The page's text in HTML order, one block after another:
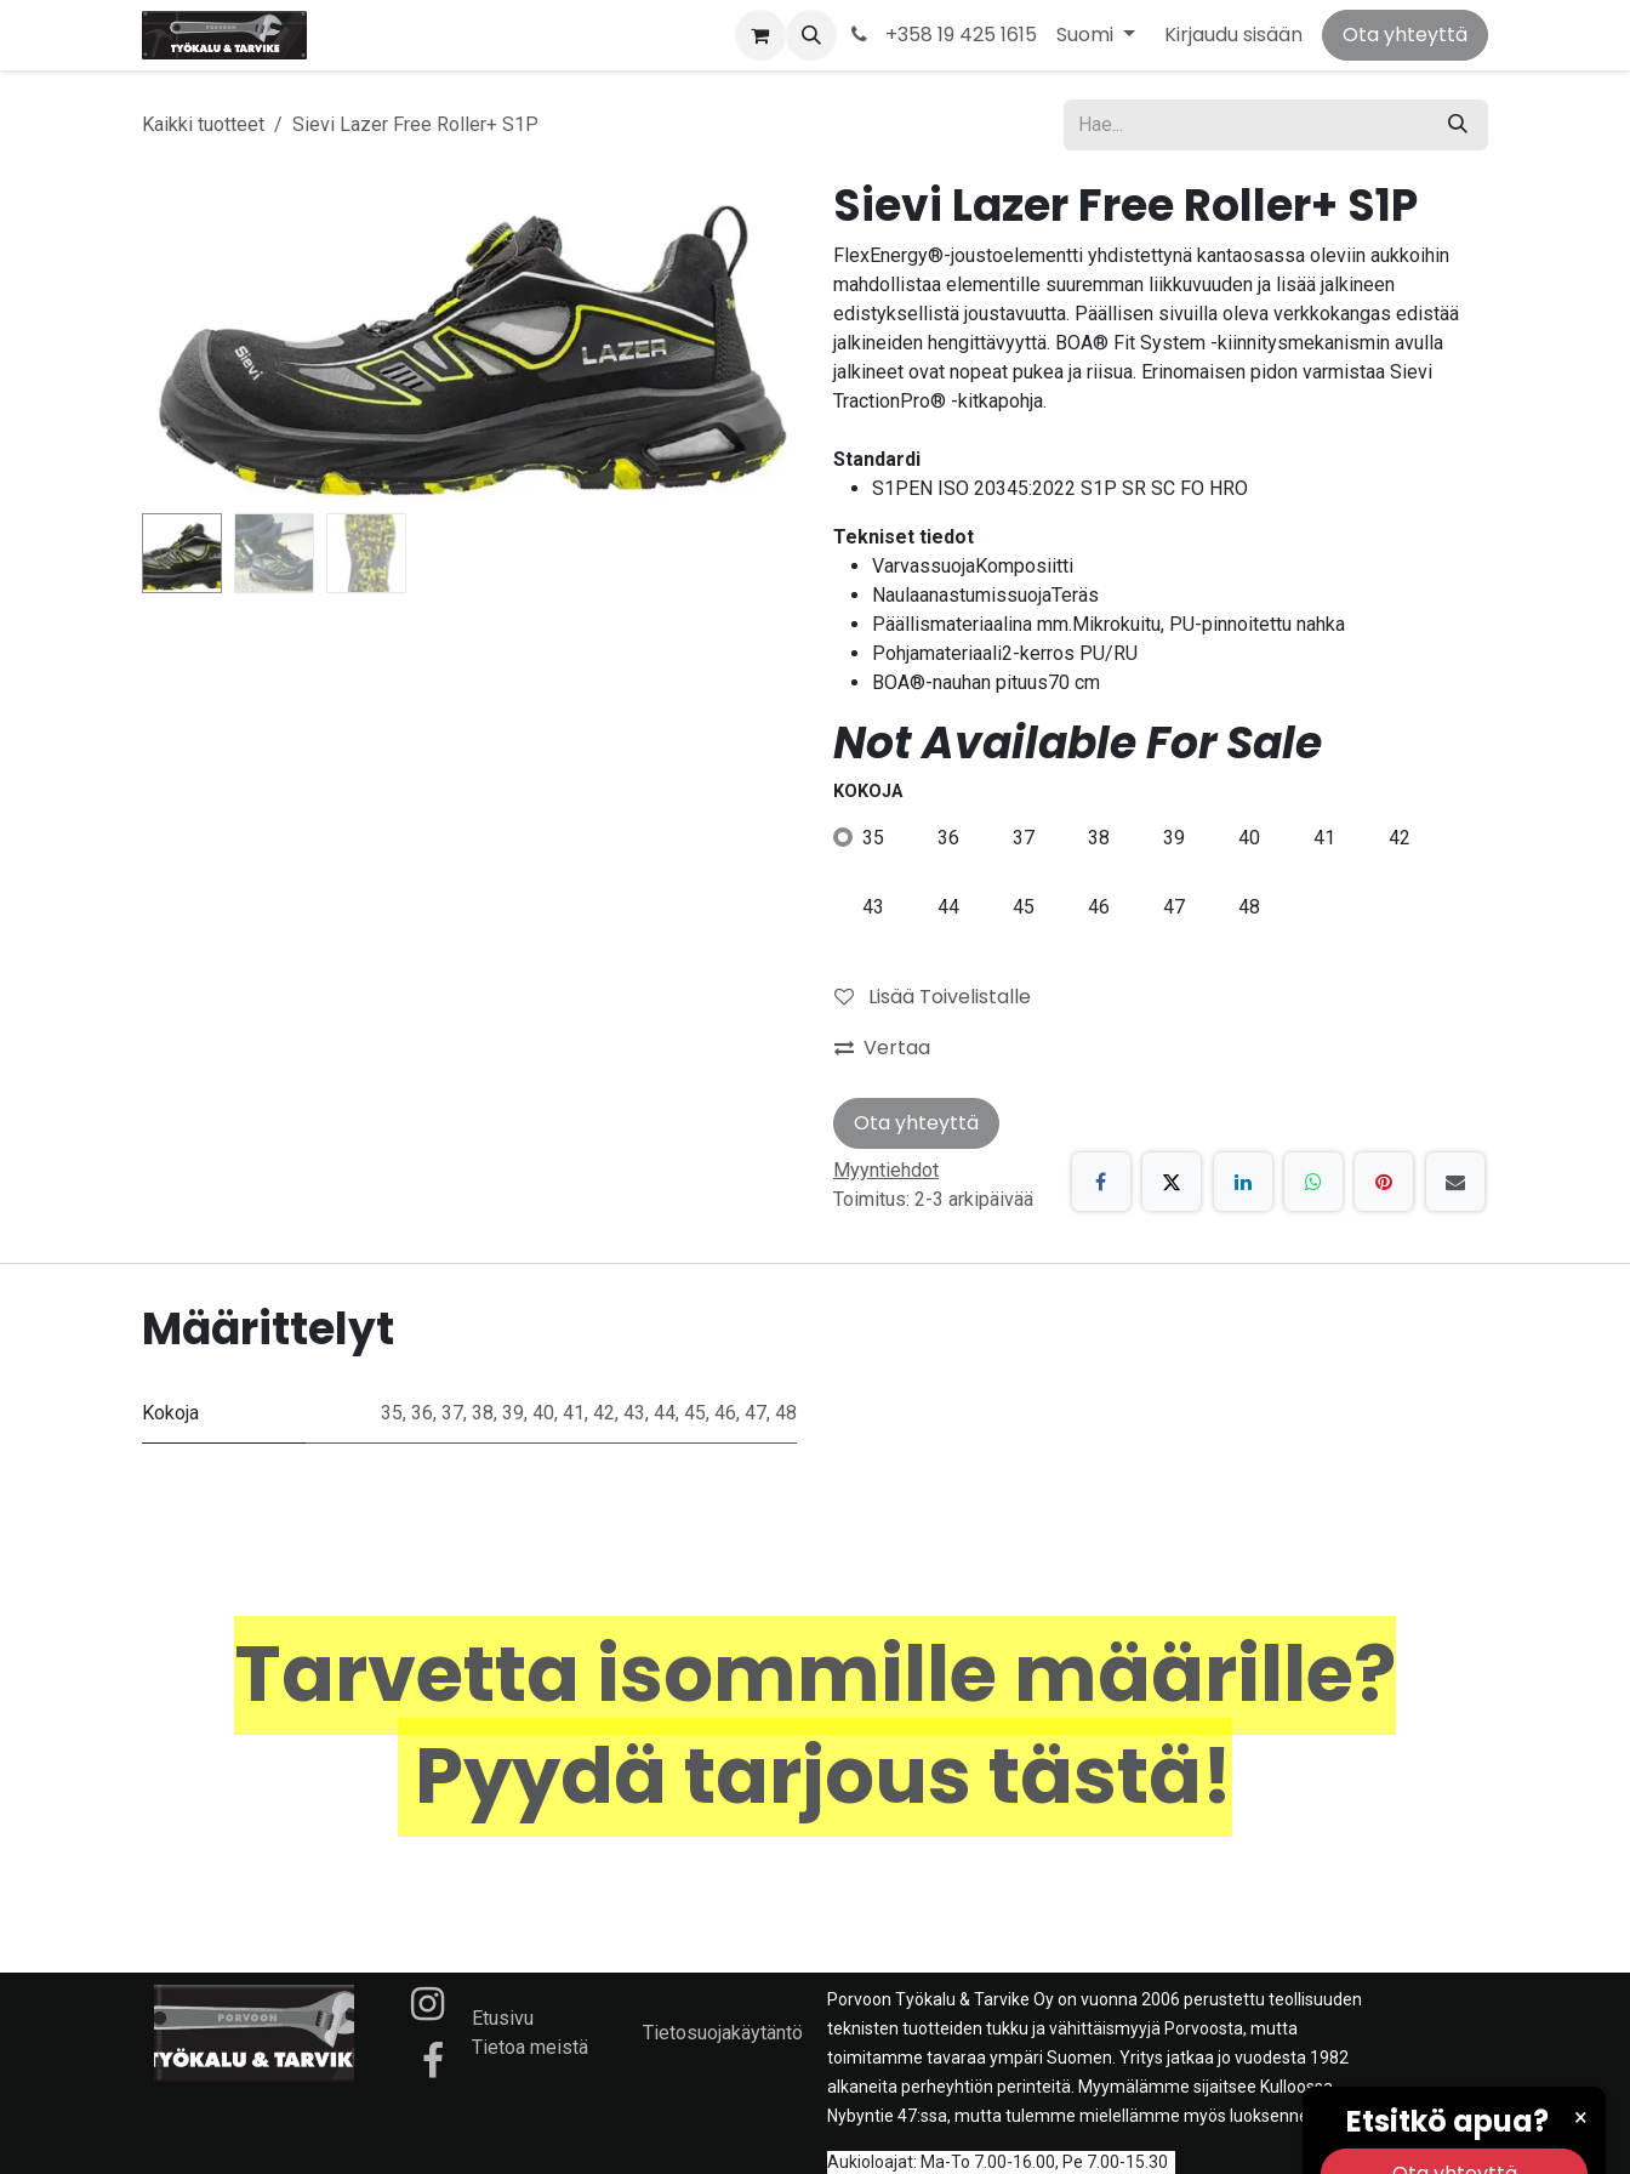
Tietoja meistä Ota yhteyttä+358 19 425 1615 Suomi Kirjaudu sisään Ota yhteyttä
Kaikki tuotteet Sievi Lazer Free Roller+ S1P
Sievi Lazer Free Roller+ S1P
FlexEnergy®-joustoelementti yhdistettynä kantaosassa oleviin aukkoihin
mahdollistaa elementille suuremman liikkuvuuden ja lisää jalkineen
edistyksellistä joustavuutta. Päällisen sivuilla oleva verkkokangas edistää
jalkineiden hengittävyyttä. BOA® Fit System -kiinnitysmekanismin avulla
jalkineet ovat nopeat pukea ja riisua. Erinomaisen pidon varmistaa Sievi
TractionPro® -kitkapohja.
Standardi
S1PEN ISO 20345:2022 S1P SR SC FO HRO
Tekniset tiedot
VarvassuojaKomposiitti
NaulaanastumissuojaTeräs
Päällismateriaalina mm.Mikrokuitu, PU-pinnoitettu nahka
Pohjamateriaali2-kerros PU/RU
BOA®-nauhan pituus70 cm
Not Available For Sale
KOKOJA
35 36 37 38 39 40 41 42
43 44 45 46 47 48
Lisää Toivelistalle
Vertaa
Ota yhteyttä
Myyntiehdot
Toimitus: 2-3 arkipäivää
Määrittelyt
Kokoja 35, 36, 37, 38, 39, 40, 41, 42, 43, 44, 45, 46, 47, 48
Tarvetta isommille määrille?
Pyydä tarjous tästä!
Etusivu
Tietoa meistä
Tietosuojakäytäntö
Porvoon Työkalu & Tarvike Oy on vuonna 2006 perustettu teollisuuden
teknisten tuotteiden tukku ja vähittäismyyjä Porvoosta, mutta
toimitamme tavaraa ympäri Suomen. Yritys jatkaa jo vuodesta 1982
alkaneita perheyhtiön perinteitä. Myymälämme sijaitsee Kulloossa
Nybyntie 47:ssa, mutta tulemme mielellämme myös luoksenne.
Aukioloajat: Ma-To 7.00-16.00, Pe 7.00-15.30
×
Etsitkö apua?